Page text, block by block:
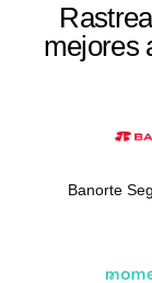
mejores
Banorte